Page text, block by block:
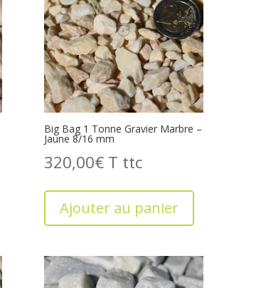
Big Bag 1 Tonne Gravier Marbre –
Jaune 8/16 mm
320,00€ T
Ajouter au panier